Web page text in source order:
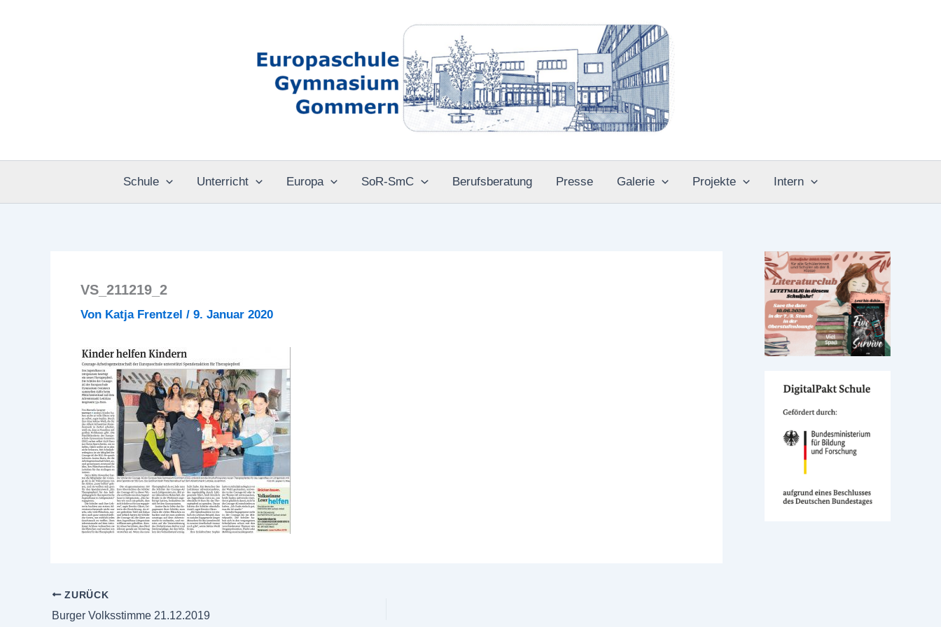
Schule Unterricht Europa SoR-SmC Berufsberatung Presse Galerie Projekte Intern
VS_211219_2
Von Katja Frentzel / 9. Januar 2020
ZURÜCK
Burger Volksstimme 21.12.2019